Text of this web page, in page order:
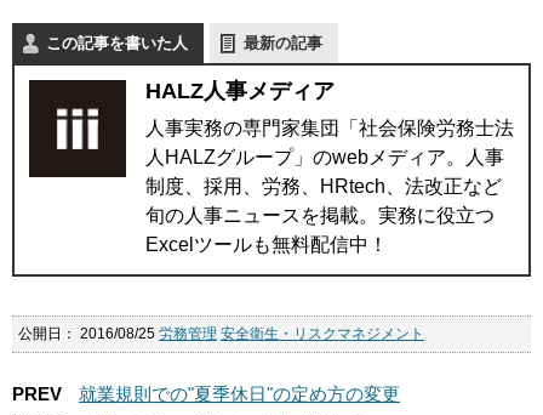
この記事を書いた人 最新の記事
HALZ人事メディア
人事実務の専門家集団「社会保険労務士法
人HALZグループ」のwebメディア。人事
制度、採用、労務、HRtech、法改正など
旬の人事ニュースを掲載。実務に役立つ
Excelツールも無料配信中！
公開日： 2016/08/25 労務管理 安全衛生・リスクマネジメント
PREV
就業規則での"夏季休日"の定め方の変更